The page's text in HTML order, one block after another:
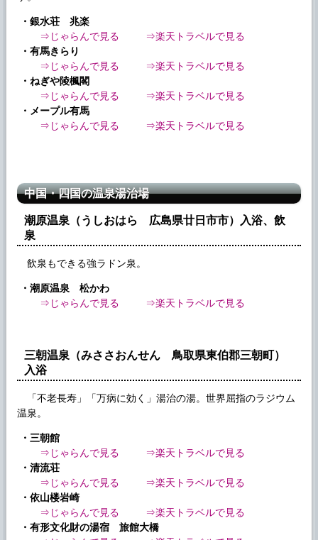
・銀水荘 兆楽
⇒じゃらんで見る
⇒楽天トラベルで見る
・有馬きらり
⇒じゃらんで見る
⇒楽天トラベルで見る
・ねぎや陵楓閣
⇒じゃらんで見る
⇒楽天トラベルで見る
・メープル有馬
⇒じゃらんで見る
⇒楽天トラベルで見る
中国・四国の温泉湯治場
潮原温泉（うしおはら 広島県廿日市市）入浴、飲
泉
飲泉もできる強ラドン泉。
・潮原温泉 松かわ
⇒じゃらんで見る
⇒楽天トラベルで見る
三朝温泉（みささおんせん 鳥取県東伯郡三朝町）
入浴
「不老長寿」「万病に効く」湯治の湯。世界屈指のラジウム
温泉。
・三朝館
⇒じゃらんで見る
⇒楽天トラベルで見る
・清流荘
⇒じゃらんで見る
⇒楽天トラベルで見る
・依山楼岩崎
⇒じゃらんで見る
⇒楽天トラベルで見る
・有形文化財の湯宿 旅館大橋